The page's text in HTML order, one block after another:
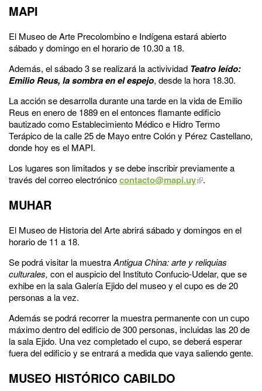
MAPI
El Museo de Arte Precolombino e Indígena estará abierto
sábado y domingo en el horario de 10.30 a 18.
Además, el sábado 3 se realizará la activividad Teatro leído:
Emilio Reus, la sombra en el espejo, desde la hora 18.30.
La acción se desarrolla durante una tarde en la vida de Emilio
Reus en enero de 1889 en el entonces flamante edificio
bautizado como Establecimiento Médico e Hidro Termo
Terápico de la calle 25 de Mayo entre Colón y Pérez Castellano,
donde hoy es el MAPI.
Los lugares son limitados y se debe inscribir previamente a
través del correo electrónicocontacto@mapi.uy .
MUHAR
El Museo de Historia del Arte abrirá sábado y domingos en el
horario de 11 a 18.
Se podrá visitar la muestraAntigua China: arte y reliquias
culturales, con el auspicio del Instituto Confucio-Udelar, que se
exhibe en la sala Galería Ejido del museo y el cupo es de 20
personas a la vez.
Además se podrá recorrer la muestra permanente con un cupo
máximo dentro del edificio de 300 personas, incluidas las 20 de
la sala Ejido. Una vez completado el cupo, se deberá esperar
fuera del edificio y se entrará a medida que vaya saliendo gente.
MUSEO HISTÓRICO CABILDO